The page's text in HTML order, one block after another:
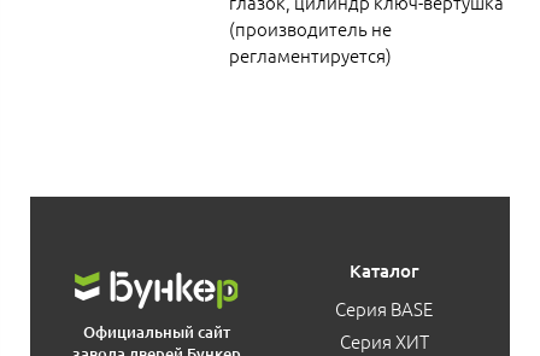
(производитель не
регламентируется)
Официальный сайт
Каталог
Серия BASE
Серия ХИТ